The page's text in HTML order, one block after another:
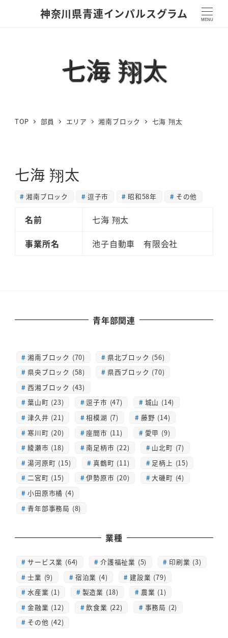
神奈川県青連インパルスグラム MENU
七海 翔太
TOP 部員 エリア 湘南ブロック 七海 翔太
七海 翔太
湘南ブロック 逗子市 昭和58年 その他
名前
七海 翔太
事業所名
池子自動車 有限会社
青年部関連
湘南ブロック (70)
県北ブロック (56)
県央ブロック (58)
県西ブロック (70)
西湘ブロック (43)
葉山町 (23)
逗子市 (47)
城山 (14)
津久井 (21)
相模湖 (7)
藤野 (14)
寒川町 (20)
座間市 (11)
愛甲 (9)
綾瀬市 (18)
南足柄市 (22)
山北町 (7)
湯河原町 (15)
真鶴町 (11)
足柄上 (15)
二宮町 (15)
伊勢原市 (20)
大磯町 (4)
小田原市橘 (4)
青年部事務局 (8)
業種
サービス業 (64) 介護福祉業 (5)
印刷業 (3)
士業 (9)
宿泊業 (4)
建設業 (79)
水産業 (1)
製造業 (18)
農業 (1)
金融業 (12)
飲食業 (22)
事務局 (2)
その他 (42)